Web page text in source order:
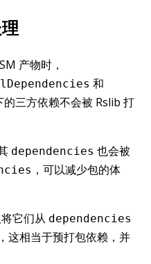
产物时，
和
的三方依赖不会被 Rslib 打
dependencies 也会被
，可以减少包的体
它们从 dependencies
，这相当于预打包依赖，并